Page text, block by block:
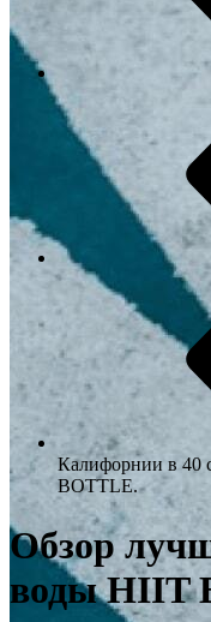
Калифорнии в 40
BOTTLE.
Обзор
воды HIIT